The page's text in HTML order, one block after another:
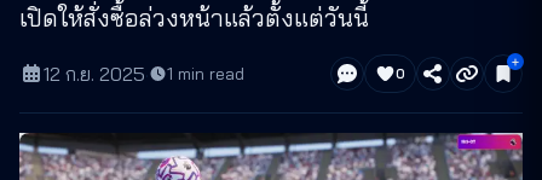
เปิดให้สั่งซื้อล่วงหน้าแล้วตั้งแต่วันนี้
12 ก.ย. 2025· 1 min read 0